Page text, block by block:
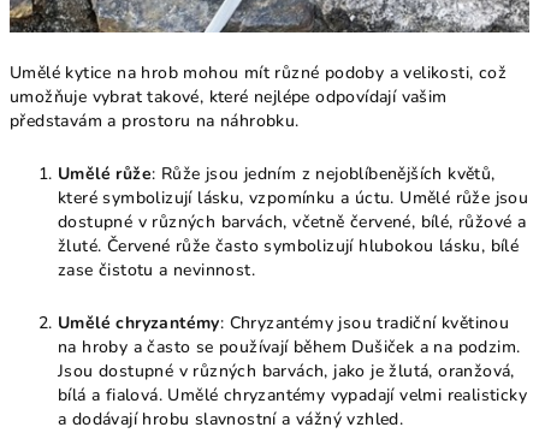
Umělé kytice na hrob mohou mít různé podoby a velikosti, což
umožňuje vybrat takové, které nejlépe odpovídají vašim
představám a prostoru na náhrobku.
Umělé růže: Růže jsou jedním z nejoblíbenějších květů,
které symbolizují lásku, vzpomínku a úctu. Umělé růže jsou
dostupné v různých barvách, včetně červené, bílé, růžové a
žluté. Červené růže často symbolizují hlubokou lásku, bílé
zase čistotu a nevinnost.
Umělé chryzantémy: Chryzantémy jsou tradiční květinou
na hroby a často se používají během Dušiček a na podzim.
Jsou dostupné v různých barvách, jako je žlutá, oranžová,
bílá a fialová. Umělé chryzantémy vypadají velmi realisticky
a dodávají hrobu slavnostní a vážný vzhled.